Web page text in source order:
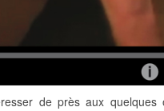
de près aux quelques